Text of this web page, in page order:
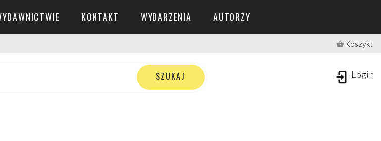
KONTAKT WYDARZENIA AUTORZY
Koszyk:
SZUKA J
SZUKAJ Login